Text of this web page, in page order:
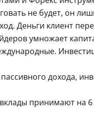
не будет, он
Деньги клиент
умножает
дохода,
принимают на 6